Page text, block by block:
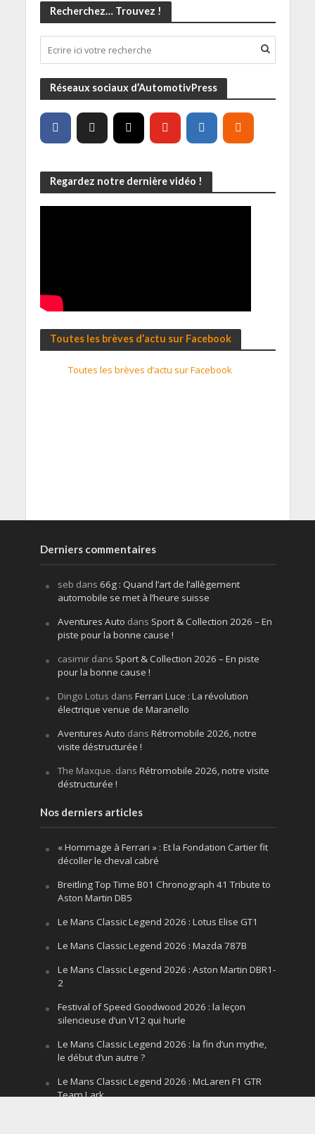
Recherchez… Trouvez !
Réseaux sociaux d’AutomotivPress
Regardez notre dernière vidéo !
Toutes les brèves d’actu sur Facebook
Toutes les brèves d’actu sur Facebook
Derniers commentaires
seb dans 66g : Quand l’art de l’allègement
automobile se met à l’heure suisse
Aventures Auto dans Sport & Collection 2026 – En
piste pour la bonne cause !
casimirdans Sport & Collection 2026 – En piste
pour la bonne cause !
Dingo Lotus dans Ferrari Luce : La révolution
électrique venue de Maranello
Aventures Auto dans Rétromobile 2026, notre
visite déstructurée !
The Maxque. dans Rétromobile 2026, notre visite
déstructurée !
Nos derniers articles
« Hommage à Ferrari » : Et la Fondation Cartier fit
décoller le cheval cabré
Breitling Top Time B01 Chronograph 41 Tribute to
Aston Martin DB5
Le Mans Classic Legend 2026 : Lotus Elise GT1
Le Mans Classic Legend 2026 : Mazda 787B
Le Mans Classic Legend 2026 : Aston Martin DBR1-
2
Festival of Speed Goodwood 2026 : la leçon
silencieuse d’un V12 qui hurle
Le Mans Classic Legend 2026 : la fin d’un mythe,
le début d’un autre ?
Le Mans Classic Legend 2026 : McLaren F1 GTR
Team Lark